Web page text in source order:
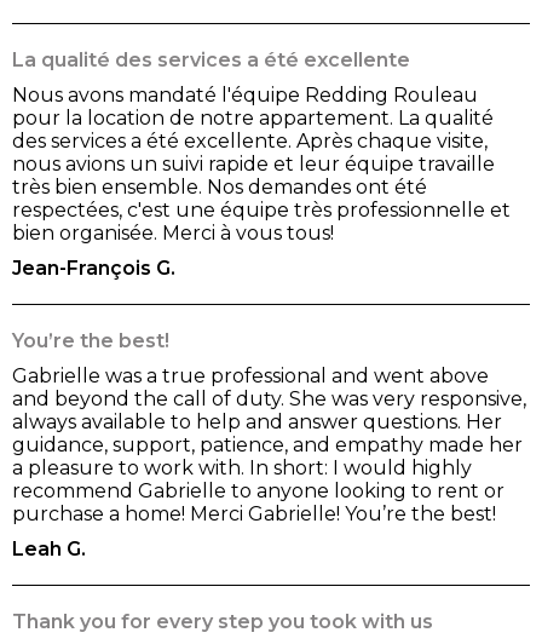
La qualité des services a été excellente
Nous avons mandaté l'équipe Redding Rouleau
pour la location de notre appartement. La qualité
des services a été excellente. Après chaque visite,
nous avions un suivi rapide et leur équipe travaille
très bien ensemble. Nos demandes ont été
respectées, c'est une équipe très professionnelle et
bien organisée. Merci à vous tous!
Jean-François G.
You’re the best!
Gabrielle was a true professional and went above
and beyond the call of duty. She was very responsive,
always available to help and answer questions. Her
guidance, support, patience, and empathy made her
a pleasure to work with. In short: I would highly
recommend Gabrielle to anyone looking to rent or
purchase a home! Merci Gabrielle! You’re the best!
Leah G.
Thank you for every step you took with us